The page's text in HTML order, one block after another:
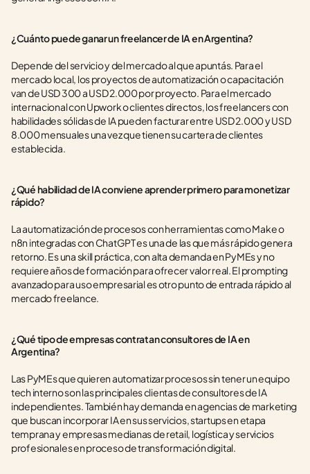
¿Cuánto puede ganar un freelancer de IA en Argentina?
Depende del servicio y del mercado al que apuntás. Para el
mercado local, los proyectos de automatización o capacitación
van de USD 300 a USD 2.000 por proyecto. Para el mercado
internacional con Upwork o clientes directos, los freelancers con
habilidades sólidas de IA pueden facturar entre USD 2.000 y USD
8.000 mensuales una vez que tienen su cartera de clientes
establecida.
¿Qué habilidad de IA conviene aprender primero para monetizar
rápido?
La automatización de procesos con herramientas como Make o
n8n integradas con ChatGPT es una de las que más rápido genera
retorno. Es una skill práctica, con alta demanda en PyMEs y no
requiere años de formación para ofrecer valor real. El prompting
avanzado para uso empresarial es otro punto de entrada rápido al
mercado freelance.
¿Qué tipo de empresas contratan consultores de IA en
Argentina?
Las PyMEs que quieren automatizar procesos sin tener un equipo
tech interno son las principales clientas de consultores de IA
independientes. También hay demanda en agencias de marketing
que buscan incorporar IA en sus servicios, startups en etapa
temprana y empresas medianas de retail, logística y servicios
profesionales en proceso de transformación digital.